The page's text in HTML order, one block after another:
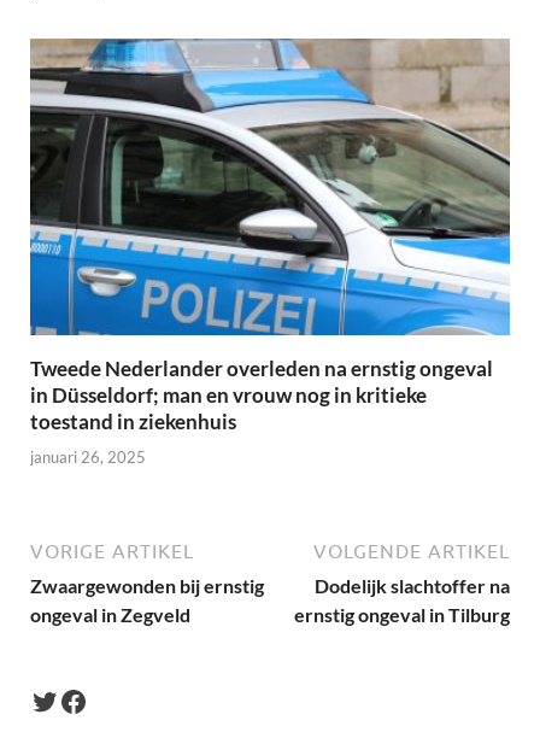
Tweede Nederlander overleden na ernstig ongeval
in Düsseldorf; man en vrouw nog in kritieke
toestand in ziekenhuis
januari 26, 2025
VORIGE ARTIKEL
Zwaargewonden bij ernstig
ongeval in Zegveld
VOLGENDE ARTIKEL
Dodelijk slachtoffer na
ernstig ongeval in Tilburg